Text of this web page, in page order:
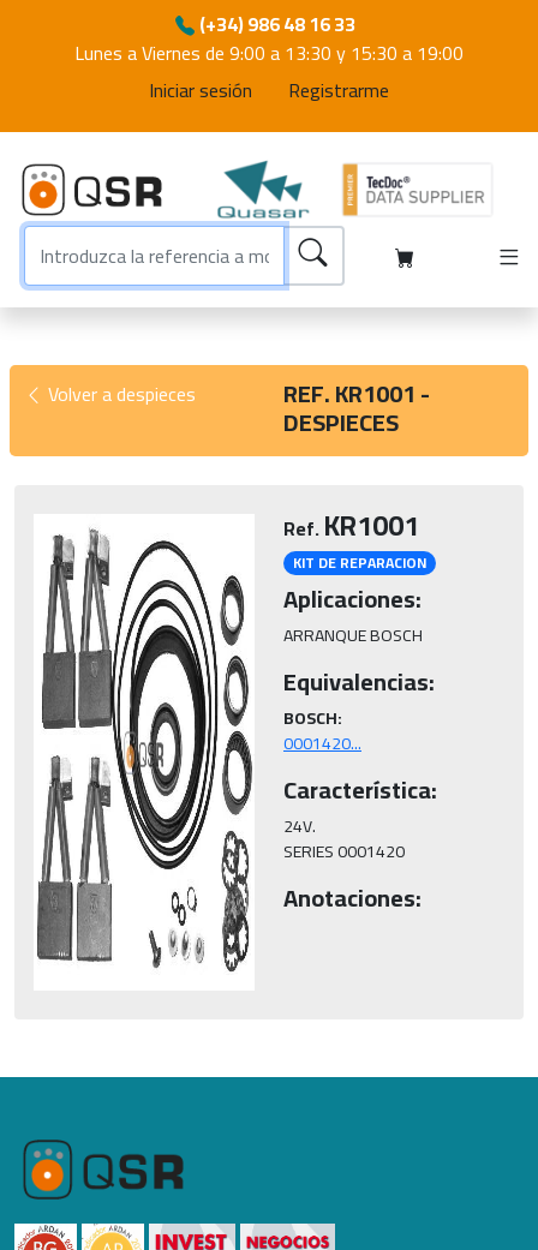
(+34) 986 48 16 33
Lunes a Viernes de 9:00 a 13:30 y 15:30 a 19:00
Iniciar sesión
Registrarme
Volver a despieces REF. KR1001 -
DESPIECES
Ref.KR1001
KIT DE REPARACION
Aplicaciones:
ARRANQUE BOSCH
Equivalencias:
BOSCH:
0001420...
Característica:
24V.
SERIES 0001420
Anotaciones: